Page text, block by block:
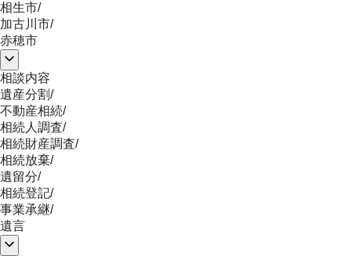
相生市/
加古川市/
赤穂市
相談内容
遺産分割/
不動産相続/
相続人調査/
相続財産調査/
相続放棄/
遺留分/
相続登記/
事業承継/
遺言